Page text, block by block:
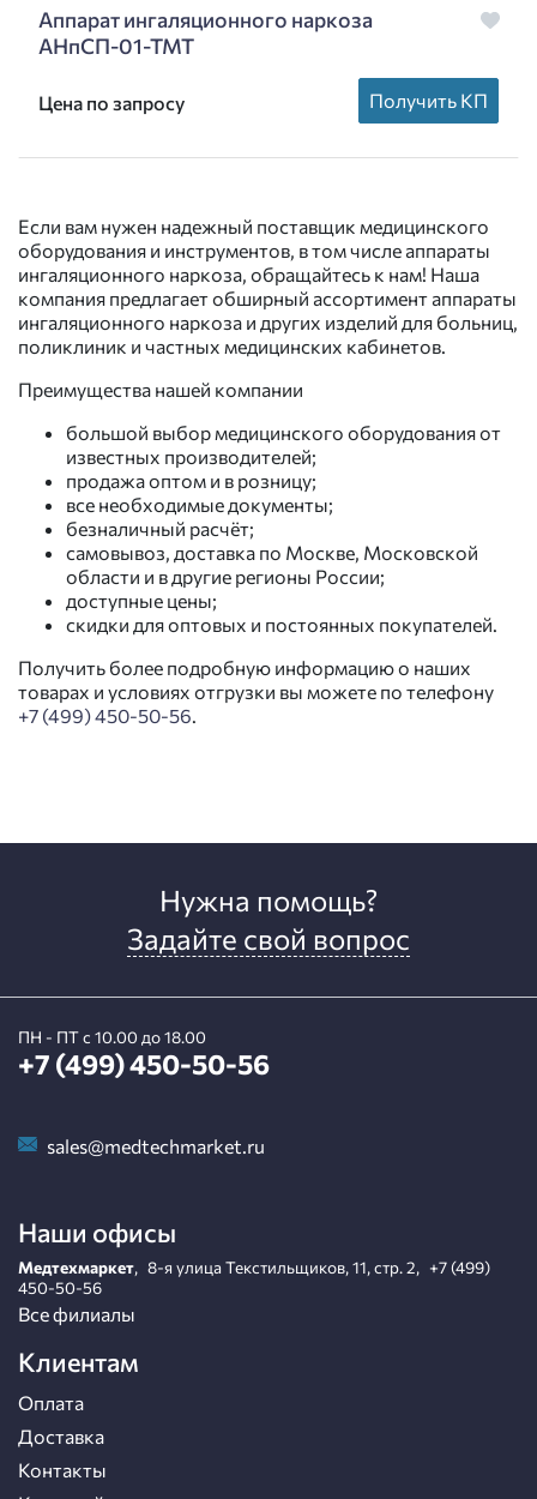
Аппарат ингаляционного наркоза
АНпСП-01-ТМТ
Цена по запросу Получить КП
Если вам нужен надежный поставщик медицинского
оборудования и инструментов, в том числе аппараты
ингаляционного наркоза, обращайтесь к нам! Наша
компания предлагает обширный ассортимент аппараты
ингаляционного наркоза и других изделий для больниц,
поликлиник и частных медицинских кабинетов.
Преимущества нашей компании
большой выбор медицинского оборудования от
известных производителей;
продажа оптом и в розницу;
все необходимые документы;
безналичный расчёт;
самовывоз, доставка по Москве, Московской
области и в другие регионы России;
доступные цены;
скидки для оптовых и постоянных покупателей.
Получить более подробную информацию о наших
товарах и условиях отгрузки вы можете по телефону
+7 (499) 450-50-56.
Нужна помощь?
Задайте свой вопрос
ПН - ПТ с 10.00 до 18.00
+7 (499) 450-50-56
sales@medtechmarket.ru
Наши офисы
Медтехмаркет, 8-я улица Текстильщиков, 11, стр. 2, +7 (499)
450-50-56
Все филиалы
Клиентам
Оплата
Доставка
Контакты